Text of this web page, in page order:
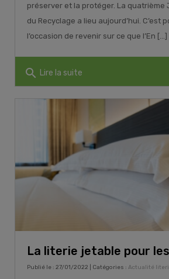
préserver et la protéger. La quatrième
du Recyclage a lieu aujourd’hui. C’est
l’occasion de revenir sur ce que l’En [...]
search Lire la suite
La literie jetable pour
Publié le : 27/01/2022 | Catégories : Actualité